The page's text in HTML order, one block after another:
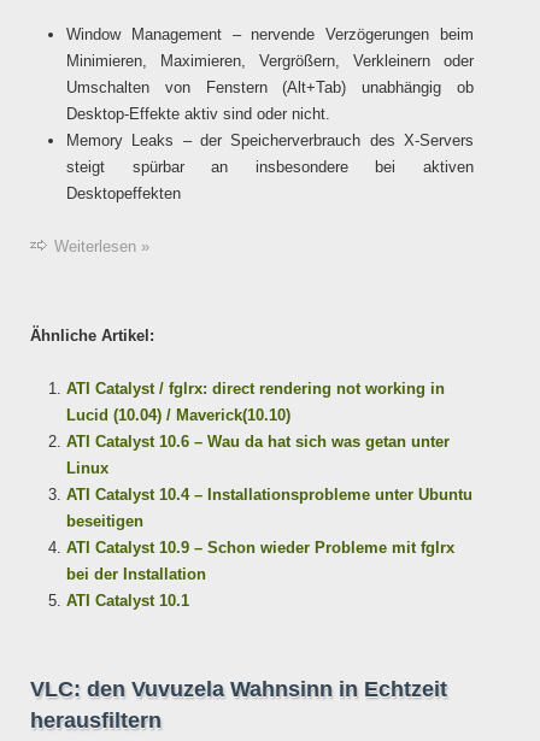
Window Management – nervende Verzögerungen beim
Minimieren, Maximieren, Vergrößern, Verkleinern oder
Umschalten von Fenstern (Alt+Tab) unabhängig ob
Desktop-Effekte aktiv sind oder nicht.
Memory Leaks – der Speicherverbrauch des X-Servers
steigt spürbar an insbesondere bei aktiven
Desktopeffekten
Weiterlesen »
Ähnliche Artikel:
ATI Catalyst / fglrx: direct rendering not working in
Lucid (10.04) / Maverick(10.10)
ATI Catalyst 10.6 – Wau da hat sich was getan unter
Linux
ATI Catalyst 10.4 – Installationsprobleme unter Ubuntu
beseitigen
ATI Catalyst 10.9 – Schon wieder Probleme mit fglrx
bei der Installation
ATI Catalyst 10.1
VLC: den Vuvuzela Wahnsinn in Echtzeit
herausfiltern